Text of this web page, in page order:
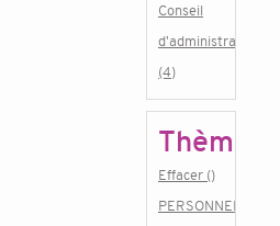
Conseil
d'administration
(4)
Thème
Effacer ()
PERSONNEL